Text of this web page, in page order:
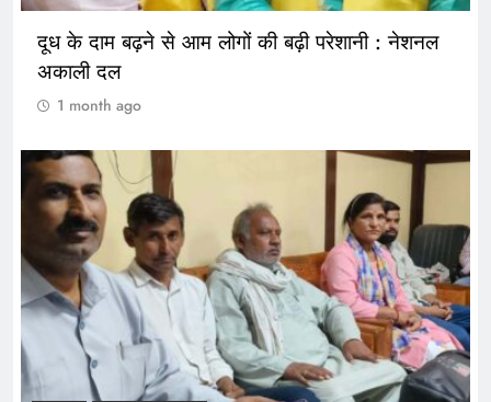
दूध के दाम बढ़ने से आम लोगों की बढ़ी परेशानी : नेशनल
अकाली दल
1 month ago